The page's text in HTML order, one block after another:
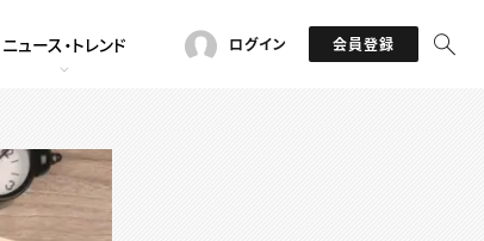
ニュース・トレンド ログイン 会員登録